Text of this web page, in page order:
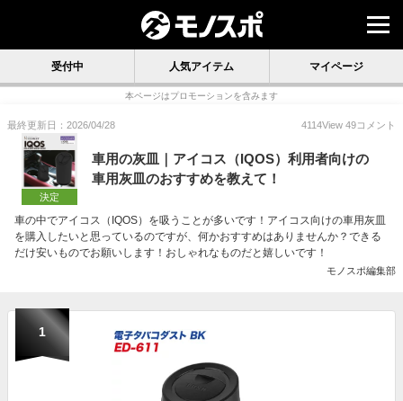
受付中 人気アイテム マイページ
本ページはプロモーションを含みます
最終更新日：2026/04/28 4114View 49コメント
決定
車用の灰皿｜アイコス（IQOS）利用者向けの
車用灰皿のおすすめを教えて！
車の中でアイコス（IQOS）を吸うことが多いです！アイコス向けの車用灰皿
を購入したいと思っているのですが、何かおすすめはありませんか？できる
だけ安いものでお願いします！おしゃれなものだと嬉しいです！
モノスポ編集部
1